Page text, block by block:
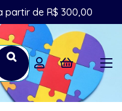
partir de R$ 300,00